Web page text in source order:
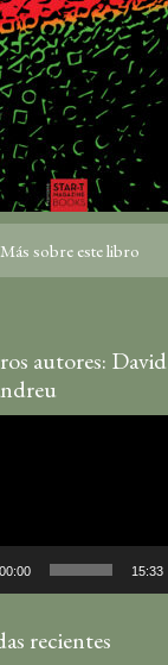
Más sobre este libro
autores: David
00:00 15:33
recientes